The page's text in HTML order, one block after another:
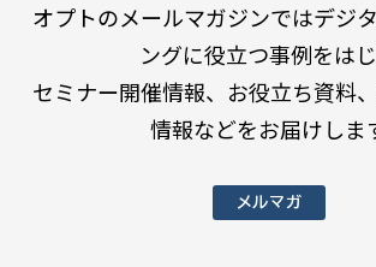
オプトのメールマガジンではデジ
ングに役立つ事例をは
セミナー開催情報、お役立ち資料
情報などをお届けしま
メルマガ